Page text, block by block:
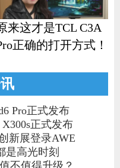
来这才是TCL C3A
正确的打开方式！
Pro正式发布
正式发布
新展登录AWE
是高光时刻